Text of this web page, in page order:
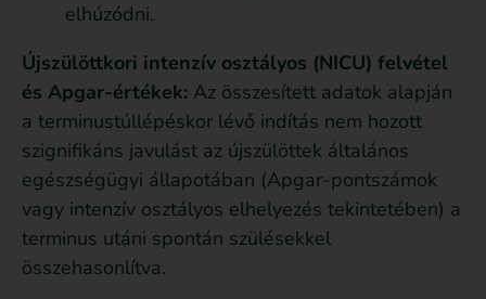
elhúzódni.
Újszülöttkori intenzív osztályos (NICU) felvétel
és Apgar-értékek: Az összesített adatok alapján
a terminustúllépéskor lévő indítás nem hozott
szignifikáns javulást az újszülöttek általános
egészségügyi állapotában (Apgar-pontszámok
vagy intenzív osztályos elhelyezés tekintetében) a
terminus utáni spontán szülésekkel
összehasonlítva.